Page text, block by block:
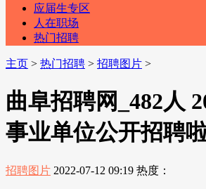
应届生专区
人在职场
热门招聘
主页 > 热门招聘 > 招聘图片 >
曲阜招聘网_482人
事业单位公开招聘
招聘图片 2022-07-12 09:19 热度：